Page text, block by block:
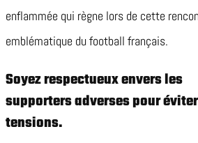
enflammée qui règne lors de cette
emblématique du football français.
Soyez respectueux envers les
supporters adverses pour
tensions.